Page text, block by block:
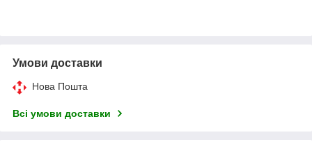
Умови доставки
Нова Пошта
Всі умови доставки